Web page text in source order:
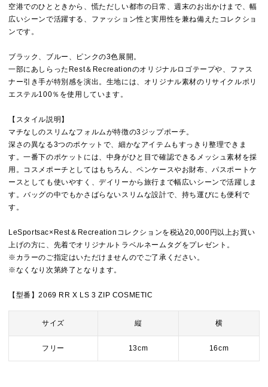
空港でのひとときから、慌ただしい都市の日常、週末のお出かけまで、幅
広いシーンで活躍する、ファッション性と実用性を兼ね備えたコレクショ
ンです。
ブラック、ブルー、ピンクの3色展開。
一部にあしらったRest＆Recreationのオリジナルロゴテープや、ファス
ナー引き手が特別感を演出。生地には、オリジナル素材のリサイクルポリ
エステル100％を使用しています。
【スタイル説明】
マチなしのスリムなフォルムが特徴の3ジップポーチ。
深さの異なる3つのポケットで、細かなアイテムもすっきり整理できま
す。一番下のポケットには、中身がひと目で確認できるメッシュ素材を採
用。コスメポーチとしてはもちろん、ペンケースやお財布、パスポートケ
ースとしても使いやすく、デイリーから旅行まで幅広いシーンで活躍しま
す。バッグの中でもかさばらないスリムな設計で、持ち運びにも便利で
す。
LeSportsac×Rest＆Recreationコレクションを税込20,000円以上お買い
上げの方に、先着でオリジナルトラベルネームタグをプレゼント。
※カラーのご指定はいただけませんのでご了承ください。
※なくなり次第終了となります。
【型番】2069 RR X LS 3 ZIP COSMETIC
サイズ 縦 横
フリー 13cm 16cm